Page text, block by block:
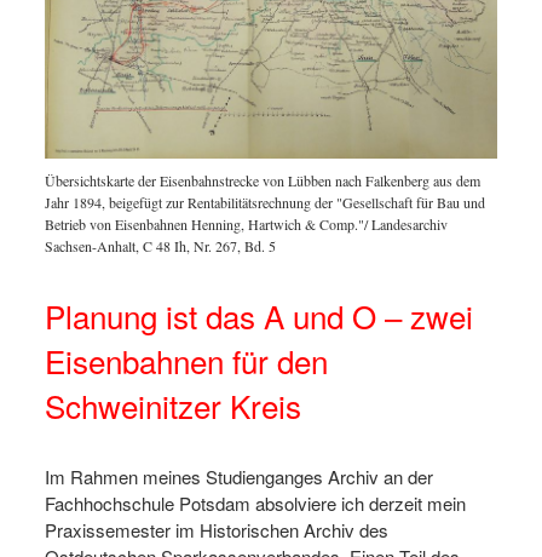
Übersichtskarte der Eisenbahnstrecke von Lübben nach Falkenberg aus dem
Jahr 1894, beigefügt zur Rentabilitätsrechnung der "Gesellschaft für Bau und
Betrieb von Eisenbahnen Henning, Hartwich & Comp."/ Landesarchiv
Sachsen-Anhalt, C 48 Ih, Nr. 267, Bd. 5
Planung ist das A und O – zwei
Eisenbahnen für den
Schweinitzer Kreis
Im Rahmen meines Studienganges Archiv an der
Fachhochschule Potsdam absolviere ich derzeit mein
Praxissemester im Historischen Archiv des